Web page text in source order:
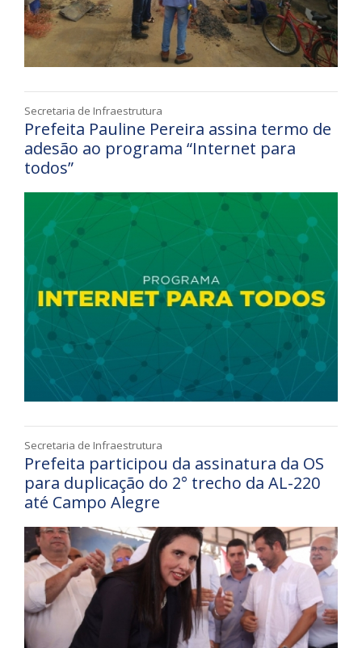
Secretaria de Infraestrutura
Prefeita Pauline Pereira assina termo de
adesão ao programa “Internet para
todos”
Secretaria de Infraestrutura
Prefeita participou da assinatura da OS
para duplicação do 2° trecho da AL-220
até Campo Alegre